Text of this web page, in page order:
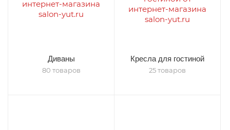
Диваны
80 товаров
Кресла для гостиной
25 товаров